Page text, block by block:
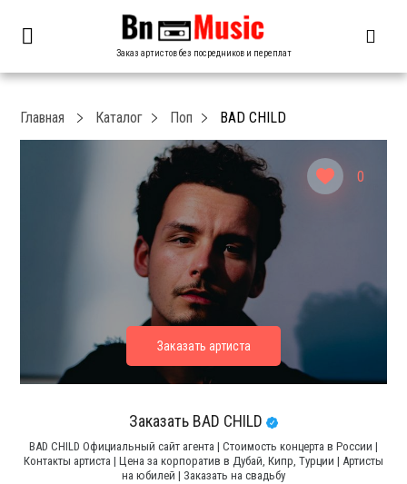
Заказ артистов без посредников и переплат
0
Главная Каталог Поп BAD CHILD
Заказать BAD CHILD
BAD CHILD Официальный сайт агента | Стоимость концерта в России |
Контакты артиста | Цена за корпоратив в Дубай, Кипр, Турции | Артисты
на юбилей | Заказать на свадьбу